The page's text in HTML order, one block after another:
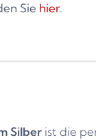
Sie hier.
Silber ist die